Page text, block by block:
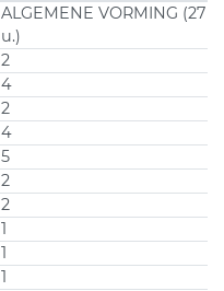
ALGEMENE VORMING (27
u.)
2
4
2
4
5
2
2
1
1
1